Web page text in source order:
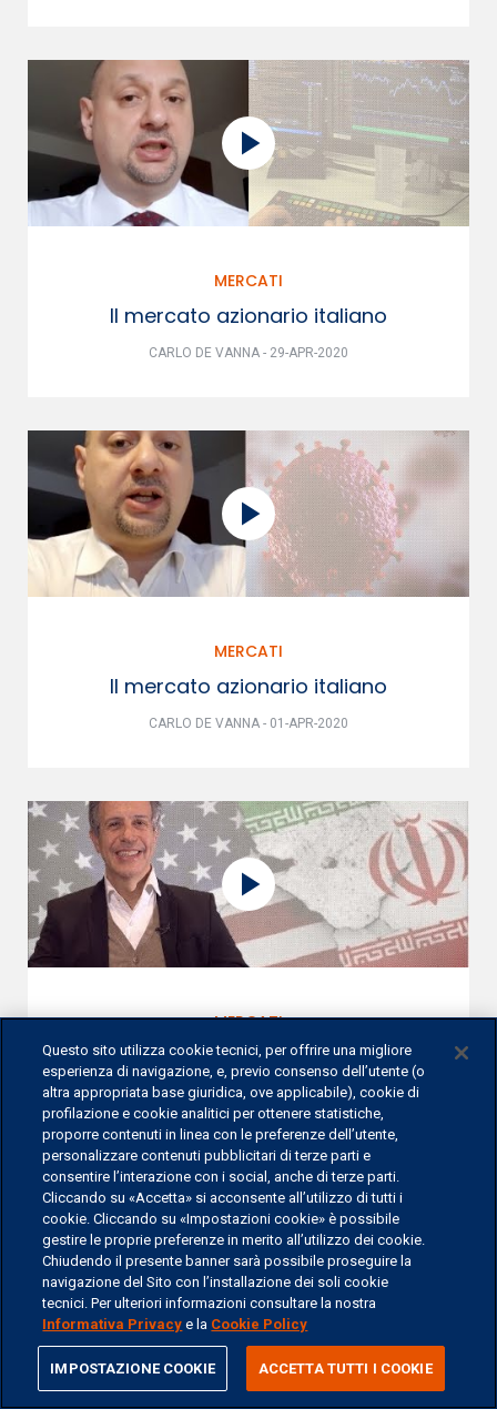
MERCATI
Il mercato azionario italiano
CARLO DE VANNA - 29-APR-2020
MERCATI
Il mercato azionario italiano
CARLO DE VANNA - 01-APR-2020
MERCATI
Mercato azionario italiano
MARCO NASCIMBENE - 31-GEN-2020
MERCATI
Questo sito utilizza cookie tecnici, per offrire una migliore
esperienza di navigazione, e, previo consenso dell’utente (o
altra appropriata base giuridica, ove applicabile), cookie di
profilazione e cookie analitici per ottenere statistiche,
proporre contenuti in linea con le preferenze dell’utente,
personalizzare contenuti pubblicitari di terze parti e
consentire l’interazione con i social, anche di terze parti.
Cliccando su «Accetta» si acconsente all’utilizzo di tutti i
cookie. Cliccando su «Impostazioni cookie» è possibile
gestire le proprie preferenze in merito all’utilizzo dei cookie.
Chiudendo il presente banner sarà possibile proseguire la
navigazione del Sito con l’installazione dei soli cookie
tecnici. Per ulteriori informazioni consultare la nostra
Informativa Privacy e la Cookie Policy
IMPOSTAZIONE COOKIE ACCETTA TUTTI I COOKIE